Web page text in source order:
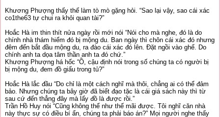
Khương Phượng thấy thế làm tò mò gặng hỏi. “Sao lại vậy, sao cái xác
co1the63 tự chui ra khỏi quan tài?”
Hoắc Hà im thin thít nửa ngày rồi mới nói “Nói cho mà nghe, đó là do
chính nhà thám hiểm đó bị mộng du. Ban ngày thì chôn cái xác đó nhưng
đêm đến bắt đầu mộng du, ra đào cái xác đó lên. Đặt ngồi vào ghế. Do
chính anh ta dọa tâm thần anh ta đó chứ.”
Khương Phượng há hốc “Ồ, cậu định nói trong số chúng ta có người bị
bị mộng du, đem đồ giấu trong tủ?”
Hoắc Hà lắc đầu “Do chỉ là một cách nghĩ mà thôi, chẳng ai có thể đảm
bảo. Nhưng chúng ta bây giờ đã biết đạo tặc là cái giá sách này thì từ
sau cứ đến thẳng đây mà lấy đồ là được rồi.”
Trần Hồ Huy nói “Cũng không thể như thế mãi được. Tôi nghĩ căn nhà
này thực sự có điều bí ẩn, chúng ta phải báo án?” Mọi người nghe thấy